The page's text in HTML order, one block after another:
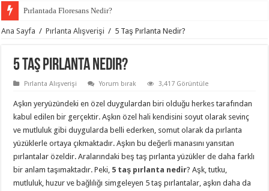
Pırlantada Floresans Nedir?
Ana Sayfa / Pırlanta Alışverişi / 5 Taş Pırlanta Nedir?
5 Taş Pırlanta Nedir?
Pırlanta Alışverişi Yorum bırak 3,417 Görüntüle
Aşkın yeryüzündeki en özel duygulardan biri olduğu herkes tarafından
kabul edilen bir gerçektir. Aşkın özel hali kendisini soyut olarak sevinç
ve mutluluk gibi duygularda belli ederken, somut olarak da pırlanta
yüzüklerle ortaya çıkmaktadır. Aşkın bu değerli manasını yansıtan
pırlantalar özeldir. Aralarındaki beş taş pırlanta yüzükler de daha farklı
bir anlam taşımaktadır. Peki, 5 taş pırlanta nedir? Aşk, tutku,
mutluluk, huzur ve bağlılığı simgeleyen 5 taş pırlantalar, aşkın daha da